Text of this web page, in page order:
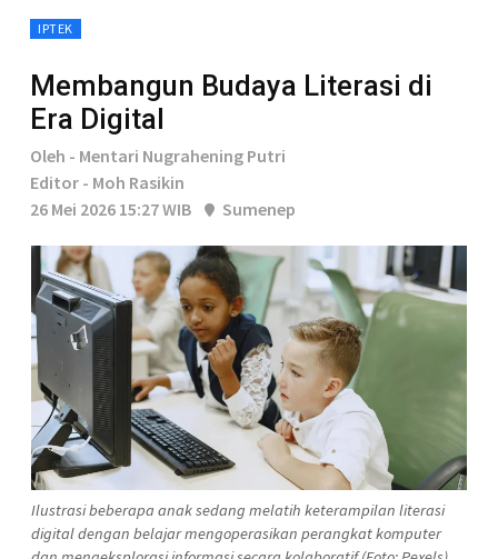
IPTEK
Membangun Budaya Literasi di
Era Digital
Oleh - Mentari Nugrahening Putri
Editor - Moh Rasikin
26 Mei 2026 15:27 WIB
Sumenep
Ilustrasi beberapa anak sedang melatih keterampilan literasi
digital dengan belajar mengoperasikan perangkat komputer